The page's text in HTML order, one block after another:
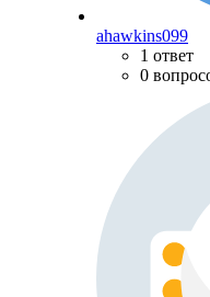
ahawkins099
1 ответ
0